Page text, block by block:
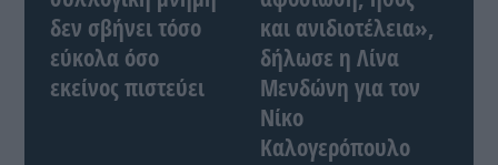
δεν σβήνει τόσο
εύκολα όσο
εκείνος πιστεύει
και ανιδιοτέλεια»,
δήλωσε η Λίνα
Μενδώνη για τον
Νίκο
Καλογερόπουλο